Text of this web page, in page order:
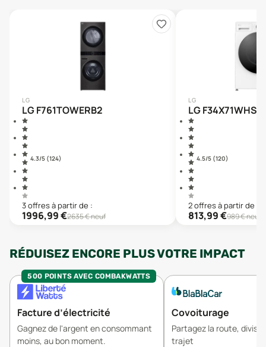
LG
LG F761TOWERB2
4.3/5 (124)
3offresà partir de :
1996,99€2635€ neuf
LG
LG F34X71WHST
4.5/5 (120)
2offresà partir de :
813,99€989€ neuf
RÉDUISEZ ENCORE PLUS VOTRE IMPACT
500 POINTS AVEC COMBAKWATTS
Facture d’électricité
Gagnez de l'argent en consommant
moins, au bon moment.
Covoiturage
Partagez la route,
trajet